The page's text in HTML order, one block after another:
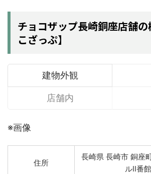
チョコザップ長崎銅座店舗の
こざっぷ】
建物外観
店舗内
※画像
住所
長崎県 長崎市 銅
ルII番